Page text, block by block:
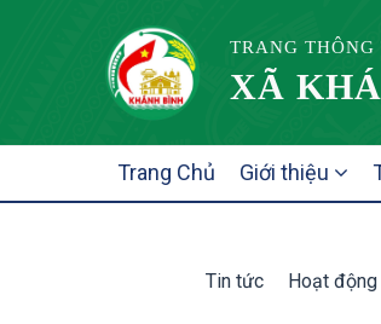
TRANG
XÃ
NAVIGATION
Trang Chủ Giới thiệu
Tin tức Hoạt động